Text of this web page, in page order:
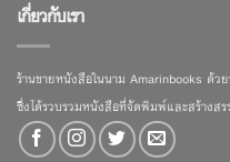
เกี่ยวกับเรา
ร้านขายหนังสือในนาม Amarinbooks ด้ว
ซึ่งได้รวบรวมหนังสือที่จัดพิมพ์และสร้างส